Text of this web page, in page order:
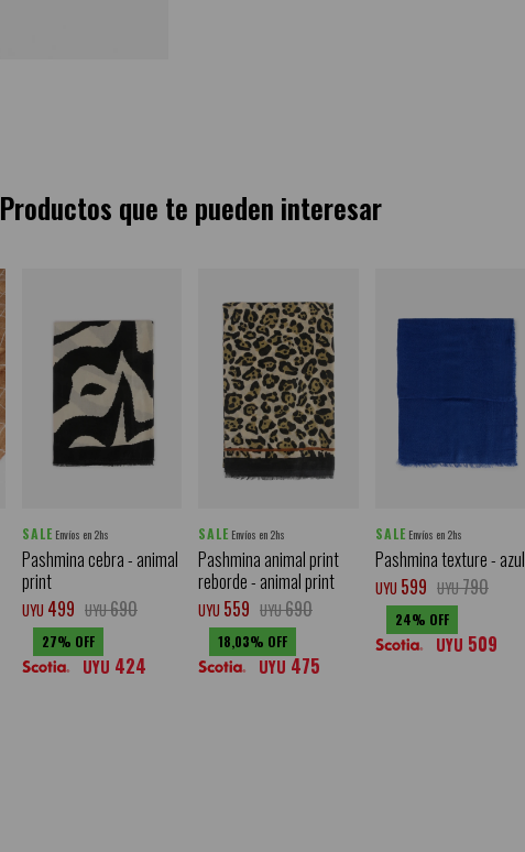
Productos que te pueden interesar
SALE Envíos en 2hs
Pashmina cebra - animal
print
UYU 499 UYU690
27
UYU 424
SALE Envíos en 2hs
Pashmina animal print
reborde - animal print
UYU 559 UYU690
18,03
UYU 475
SALE Envíos en 2hs
Pashmina texture - azul
UYU 599 UYU790
24
UYU 509